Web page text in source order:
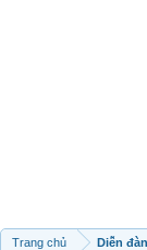
Trang chủ Diễn đàn